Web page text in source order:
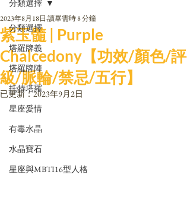
分類選擇
塔羅牌義
塔羅牌陣
托特塔羅
星座愛情
有毒水晶
水晶寶石
星座與MBTI16型人格
分類選擇
紫玉髓 | Purple
Chalcedony【功效/顏色/評
級/脈輪/禁忌/五行】
2023年8月18日 讀畢需時 8 分鐘
已更新：2023年9月2日